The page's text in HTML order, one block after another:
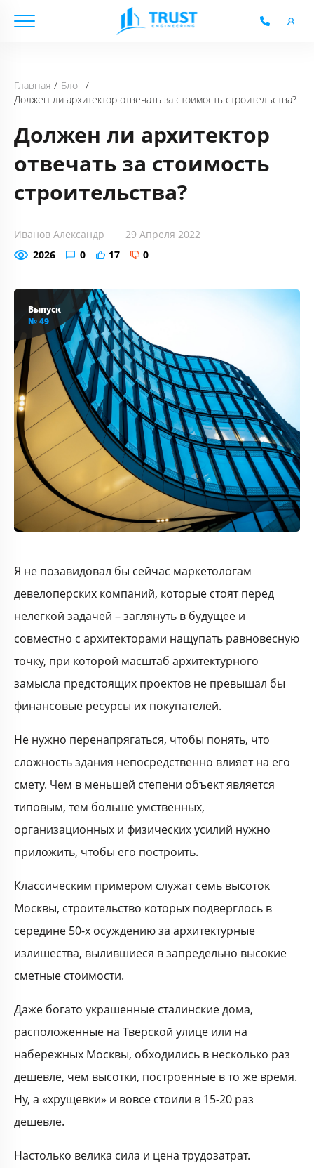
Главная
Блог
Должен ли архитектор отвечать за стоимость строительства?
Должен ли архитектор
отвечать за стоимость
строительства?
Иванов Александр
29 Апреля 2022
2026
0 17 0
Выпуск
№ 49
Я не позавидовал бы сейчас маркетологам
девелоперских компаний, которые стоят перед
нелегкой задачей – заглянуть в будущее и
совместно с архитекторами нащупать равновесную
точку, при которой масштаб архитектурного
замысла предстоящих проектов не превышал бы
финансовые ресурсы их покупателей.
Не нужно перенапрягаться, чтобы понять, что
сложность здания непосредственно влияет на его
смету. Чем в меньшей степени объект является
типовым, тем больше умственных,
организационных и физических усилий нужно
приложить, чтобы его построить.
Классическим примером служат семь высоток
Москвы, строительство которых подверглось в
середине 50-х осуждению за архитектурные
излишества, вылившиеся в запредельно высокие
сметные стоимости.
Даже богато украшенные сталинские дома,
расположенные на Тверской улице или на
набережных Москвы, обходились в несколько раз
дешевле, чем высотки, построенные в то же время.
Ну, а «хрущевки» и вовсе стоили в 15-20 раз
дешевле.
Настолько велика сила и цена трудозатрат.